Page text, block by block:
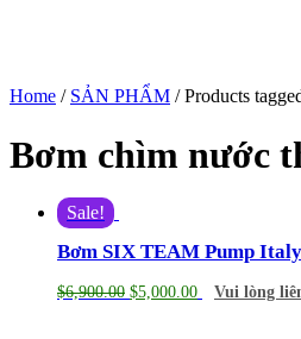
Home / SẢN PHẨM / Products
Bơm chìm nước
Sale!
Bơm SIX TEAM Pump
$6,900.00 $5,000.00 Vui lòng